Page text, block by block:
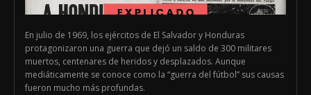
En julio de 1969, los ejércitos de El Salvador y Honduras
protagonizaron una guerra que dejó un saldo de 300 militares
muertos, centenares de heridos y desplazados. Aunque
mediáticamente se conoce como la “guerra del fútbol” sus causas
fueron mucho más profundas.